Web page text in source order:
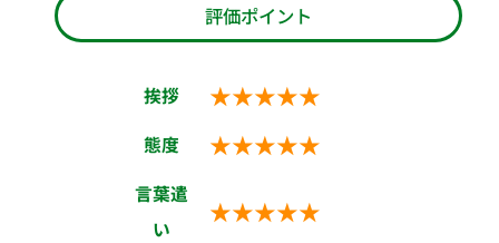
評価ポイント
挨拶 ★★★★★
態度 ★★★★★
言葉遣
い
★★★★★